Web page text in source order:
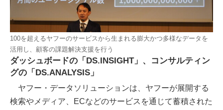
100を超えるヤフーのサービスから生まれる膨大かつ多様なデータを
活用し、顧客の課題解決支援を行う
ダッシュボードの「DS.INSIGHT」、コンサルティン
グの「DS.ANALYSIS」
ヤフー・データソリューションは、ヤフーが展開する
検索やメディア、ECなどのサービスを通じて蓄積された